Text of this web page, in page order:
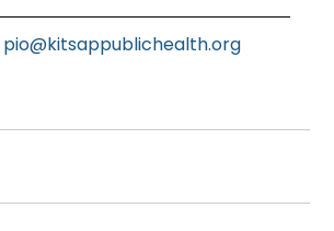
pio@kitsappublichealth.org